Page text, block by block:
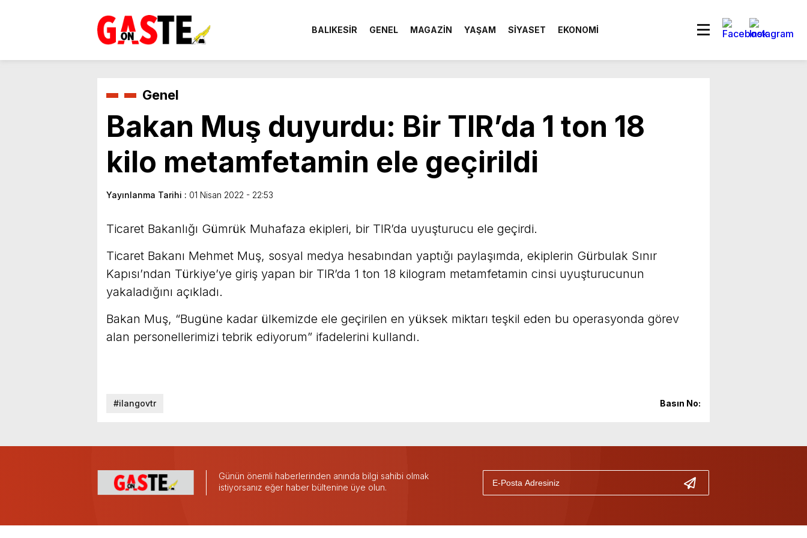
BALIKESİR GENEL MAGAZİN YAŞAM SİYASET EKONOMİ
Genel
Bakan Muş duyurdu: Bir TIR’da 1 ton 18
kilo metamfetamin ele geçirildi
Yayınlanma Tarihi : 01 Nisan 2022 - 22:53
Ticaret Bakanlığı Gümrük Muhafaza ekipleri, bir TIR’da uyuşturucu ele geçirdi.
Ticaret Bakanı Mehmet Muş, sosyal medya hesabından yaptığı paylaşımda, ekiplerin Gürbulak Sınır
Kapısı’ndan Türkiye’ye giriş yapan bir TIR’da 1 ton 18 kilogram metamfetamin cinsi uyuşturucunun
yakaladığını açıkladı.
Bakan Muş, “Bugüne kadar ülkemizde ele geçirilen en yüksek miktarı teşkil eden bu operasyonda görev
alan personellerimizi tebrik ediyorum” ifadelerini kullandı.
#ilangovtr Basın No:
Günün önemli haberlerinden anında bilgi sahibi olmak
istiyorsanız eğer haber bültenine üye olun.